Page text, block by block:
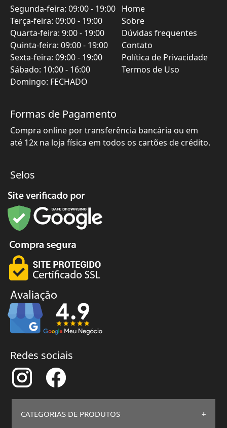
Segunda-feira: 09:00- 19:00
Terça-feira: 09:00- 19:00
Quarta-feira: 9:00- 19:00
Quinta-feira: 09:00- 19:00
Sexta-feira: 09:00- 19:00
Sábado: 10:00- 16:00
Domingo: FECHADO
Home
Sobre
Dúvidas frequentes
Contato
Política de Privacidade
Termos de Uso
Formas de Pagamento
Compra online por transferência bancária ou em
até 12x na loja física em todos os cartões de crédito.
Selos
Redes sociais
CATEGORIAS DE PRODUTOS